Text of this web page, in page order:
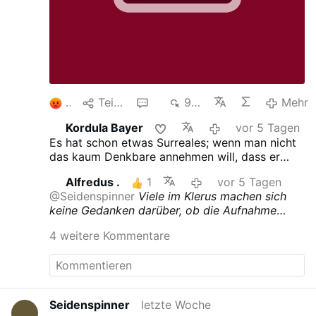
2 Teilen 928
Mehr
Kordula Bayer
vor 5 Tagen
Es hat schon etwas Surreales; wenn man nicht
das kaum Denkbare annehmen will, dass er
Alfredus .
1
vor 5 Tagen
@Seidenspinner Viele im Klerus machen sich
keine Gedanken darüber, ob die Aufnahme
ist ... ? ! Sie gehen von christlichen Geboten
aus, die hier fehl am Platz sind . So kann es
leicht zu Unruhen mit den Einwohnern,
Plünderungen und zum Bürgerkrieg kommen !
Massenbewegung bewußt gesteuert wird, um
4 weitere Kommentare
Seidenspinner
letzte Woche